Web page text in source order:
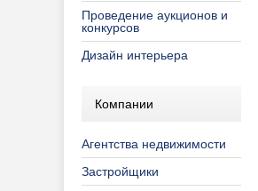
Проведение аукционов и
конкурсов
Дизайн интерьера
Компании
Агентства недвижимости
Застройщики